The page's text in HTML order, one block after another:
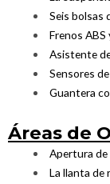
Seis bolsas
Frenos
Asistente
Sensores
Guantera
Áreas de
Apertura de
La llanta de